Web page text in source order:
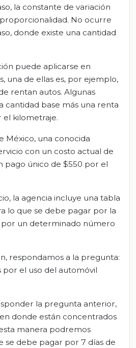
la constante de variación
No ocurre
donde existe una cantidad
puede aplicarse en
una de ellas es, por ejemplo,
rentan autos. Algunas
cantidad base más una renta
el kilometraje.
México, una conocida
con un costo actual de
pago único de $550 por el
la agencia incluye una tabla
lo que se debe pagar por la
un determinado número
respondamos a la pregunta:
por el uso del automóvil
la pregunta anterior,
donde están concentrados
manera podremos
se debe pagar por 7 días de